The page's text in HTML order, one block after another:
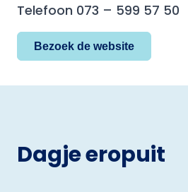
Telefoon 073 – 599 57 50
Bezoek de website
Dagje eropuit